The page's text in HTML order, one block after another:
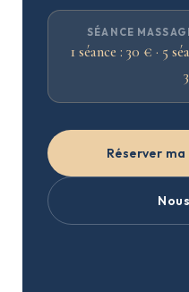
SÉANCE
1 séance : 30 € · 5
Réserver